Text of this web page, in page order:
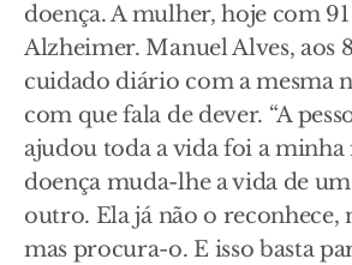
doença. A mulher, hoje com
Alzheimer. Manuel Alves, aos
cuidado diário com a mesma
com que fala de dever. “A
ajudou toda a vida foi a minha
doença muda-lhe a vida de
outro. Ela já não o reconhece,
mas procura-o. E isso basta